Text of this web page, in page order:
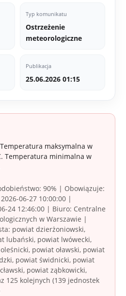
Typ komunikatu
Ostrzeżenie
meteorologiczne
Publikacja
25.06.2026 01:15
maksymalna w
Temperatura minimalna w
90% | Obowiązuje:
06-27 10:00:00 |
24 12:46:00 | Biuro: Centralne
w Warszawie |
powiat dzierżoniowski,
lubański, powiat lwówecki,
powiat oławski, powiat
powiat świdnicki, powiat
powiat ząbkowicki,
125 kolejnych (139 jednostek